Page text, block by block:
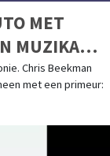
MET
MUZIKALE,
Chris Beekman
met een primeur: